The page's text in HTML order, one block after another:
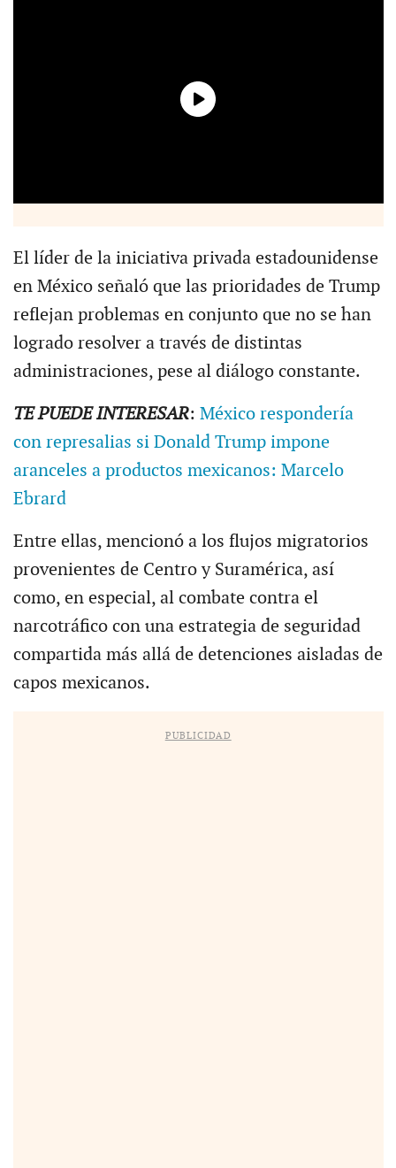
El líder de la iniciativa privada estadounidense
en México señaló que las prioridades de Trump
reflejan problemas en conjunto que no se han
logrado resolver a través de distintas
administraciones, pese al diálogo constante.
TE PUEDE INTERESAR: México respondería
con represalias si Donald Trump impone
aranceles a productos mexicanos: Marcelo
Ebrard
Entre ellas, mencionó a los flujos migratorios
provenientes de Centro y Suramérica, así
como, en especial, al combate contra el
narcotráfico con una estrategia de seguridad
compartida más allá de detenciones aisladas de
capos mexicanos.
PUBLICIDAD